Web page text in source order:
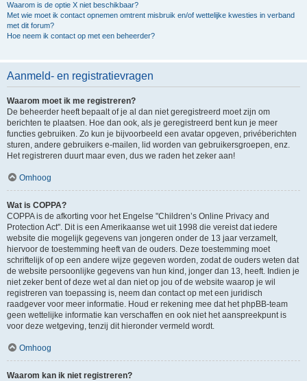
Waarom is de optie X niet beschikbaar?
Met wie moet ik contact opnemen omtrent misbruik en/of wettelijke kwesties in verband
met dit forum?
Hoe neem ik contact op met een beheerder?
Aanmeld- en registratievragen
Waarom moet ik me registreren?
De beheerder heeft bepaalt of je al dan niet geregistreerd moet zijn om
berichten te plaatsen. Hoe dan ook, als je geregistreerd bent kun je meer
functies gebruiken. Zo kun je bijvoorbeeld een avatar opgeven, privéberichten
sturen, andere gebruikers e-mailen, lid worden van gebruikersgroepen, enz.
Het registreren duurt maar even, dus we raden het zeker aan!
Omhoog
Wat is COPPA?
COPPA is de afkorting voor het Engelse "Children’s Online Privacy and
Protection Act". Dit is een Amerikaanse wet uit 1998 die vereist dat iedere
website die mogelijk gegevens van jongeren onder de 13 jaar verzamelt,
hiervoor de toestemming heeft van de ouders. Deze toestemming moet
schriftelijk of op een andere wijze gegeven worden, zodat de ouders weten dat
de website persoonlijke gegevens van hun kind, jonger dan 13, heeft. Indien je
niet zeker bent of deze wet al dan niet op jou of de website waarop je wil
registreren van toepassing is, neem dan contact op met een juridisch
raadgever voor meer informatie. Houd er rekening mee dat het phpBB-team
geen wettelijke informatie kan verschaffen en ook niet het aanspreekpunt is
voor deze wetgeving, tenzij dit hieronder vermeld wordt.
Omhoog
Waarom kan ik niet registreren?